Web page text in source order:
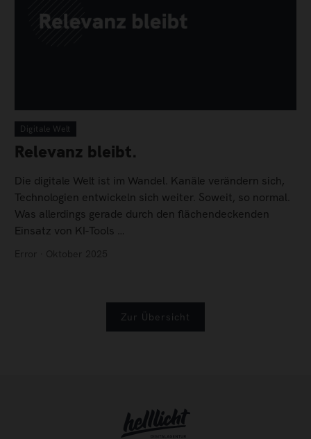
Digitale Welt
Relevanz bleibt.
Die digitale Welt ist im Wandel. Kanäle verändern sich,
Technologien entwickeln sich weiter. Soweit, so normal.
Was allerdings gerade durch den flächendeckenden
Einsatz von KI-Tools …
Zur Übersicht